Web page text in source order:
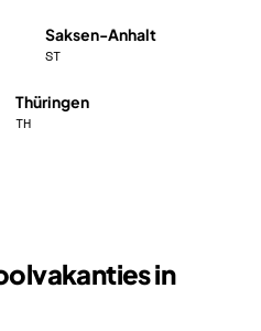
Saksen-Anhalt
ST
Thüringen
TH
in